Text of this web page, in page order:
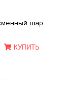
шар
КУПИТЬ